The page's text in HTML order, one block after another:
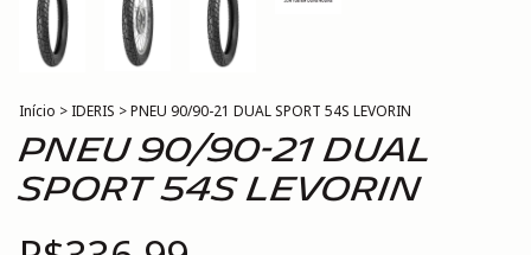
Início > IDERIS >PNEU 90/90-21 DUAL SPORT 54S LEVORIN
PNEU 90/90-21 DUAL
SPORT 54S LEVORIN